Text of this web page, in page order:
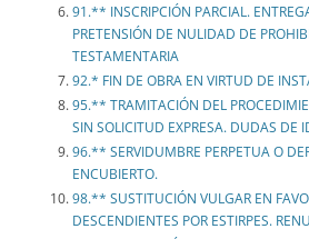
91.** INSCRIPCIÓN PARCIAL.
PRETENSIÓN DE NULIDAD DE
TESTAMENTARIA
92.* FIN DE OBRA EN VIRTUD DE
95.** TRAMITACIÓN DEL
SIN SOLICITUD EXPRESA. DUDAS DE
96.** SERVIDUMBRE PERPETUA O
ENCUBIERTO.
98.** SUSTITUCIÓN VULGAR EN
DESCENDIENTES POR ESTIRPES.